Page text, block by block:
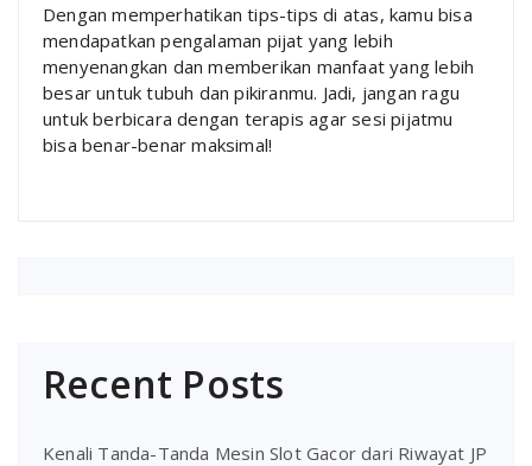
Dengan memperhatikan tips-tips di atas, kamu bisa
mendapatkan pengalaman pijat yang lebih
menyenangkan dan memberikan manfaat yang lebih
besar untuk tubuh dan pikiranmu. Jadi, jangan ragu
untuk berbicara dengan terapis agar sesi pijatmu
bisa benar-benar maksimal!
Recent Posts
Kenali Tanda-Tanda Mesin Slot Gacor dari Riwayat JP